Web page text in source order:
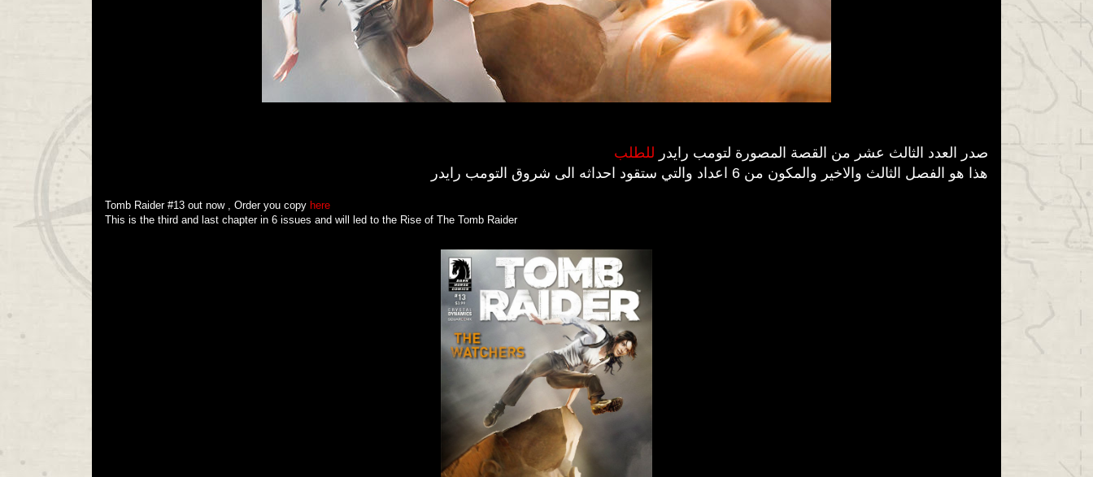
صدر العدد الثالث عشر من القصة المصورة لتومب رايدر للطلب
هذا هو الفصل الثالث والاخير والمكون من 6 اعداد والتي ستقود احداثه الى شروق التومب رايدر
Tomb Raider #13 out now , Order you copy here
This is the third and last chapter in 6 issues and will led to the Rise of The Tomb Raider